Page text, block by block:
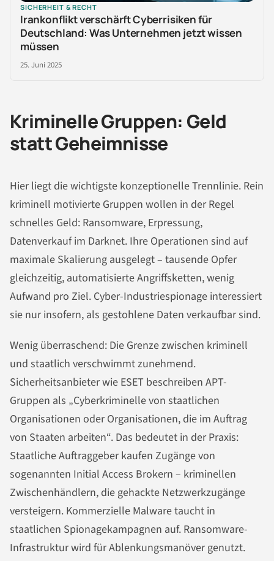
SICHERHEIT & RECHT
Irankonflikt verschärft Cyberrisiken für
Deutschland: Was Unternehmen jetzt wissen
müssen
25. Juni 2025
Kriminelle Gruppen: Geld
statt Geheimnisse
Hier liegt die wichtigste konzeptionelle Trennlinie. Rein
kriminell motivierte Gruppen wollen in der Regel
schnelles Geld: Ransomware, Erpressung,
Datenverkauf im Darknet. Ihre Operationen sind auf
maximale Skalierung ausgelegt – tausende Opfer
gleichzeitig, automatisierte Angriffsketten, wenig
Aufwand pro Ziel. Cyber-Industriespionage interessiert
sie nur insofern, als gestohlene Daten verkaufbar sind.
Wenig überraschend: Die Grenze zwischen kriminell
und staatlich verschwimmt zunehmend.
Sicherheitsanbieter wie ESET beschreiben APT-
Gruppen als „Cyberkriminelle von staatlichen
Organisationen oder Organisationen, die im Auftrag
von Staaten arbeiten“. Das bedeutet in der Praxis:
Staatliche Auftraggeber kaufen Zugänge von
sogenannten Initial Access Brokern – kriminellen
Zwischenhändlern, die gehackte Netzwerkzugänge
versteigern. Kommerzielle Malware taucht in
staatlichen Spionagekampagnen auf. Ransomware-
Infrastruktur wird für Ablenkungsmanöver genutzt.